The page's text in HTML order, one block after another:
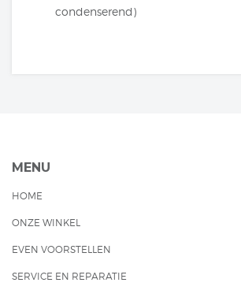
condenserend)
MENU
HOME
ONZE WINKEL
EVEN VOORSTELLEN
SERVICE EN REPARATIE